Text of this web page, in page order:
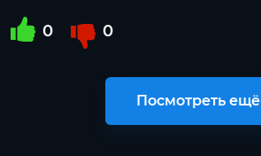
0 0
Посмотреть ещё